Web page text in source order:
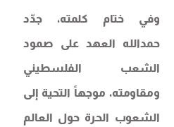
وفي ختام كلمته، جدّد
حمدالله العهد على صمود
الشعب الفلسطيني
ومقاومته، موجهاً التحية إلى
الشعوب الحرة حول العالم